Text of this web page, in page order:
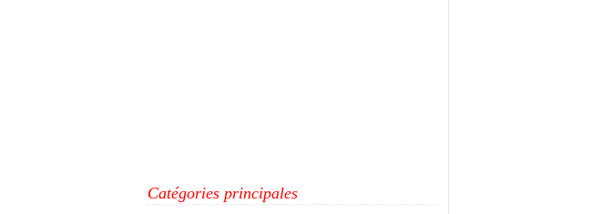
Catégories principales